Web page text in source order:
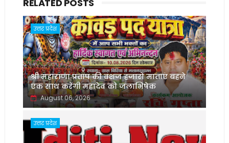
RELATED POSTS
उत्तर प्रदेश
श्री महाराणा प्रताप की वंशज हजारों माताएं बहने
एक साथ करेंगी महादेव को जलाभिषेक
August 06, 2026
उत्तर प्रदेश